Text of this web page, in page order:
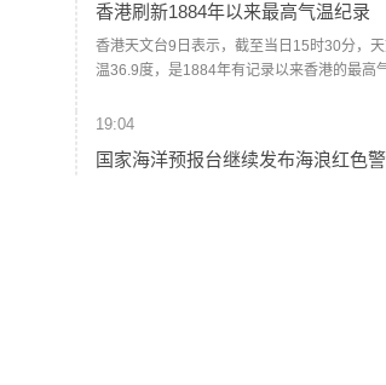
香港刷新1884年以来最高气温纪录
香港天文台9日表示，截至当日15时30分，
温36.9度，是1884年有记录以来香港的最高
内录得的最高纪录。天文台表示，台风“白海
续极端酷热，部分地区气温达37度或以上。（
19:04
国家海洋预报台继续发布海浪红色